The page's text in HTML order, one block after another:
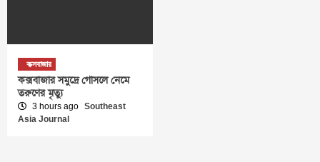
কক্সবাজার
কক্সবাজার সমুদ্রে গোসলে নেমে
তরুণের মৃত্যু
3 hours ago Southeast
Asia Journal